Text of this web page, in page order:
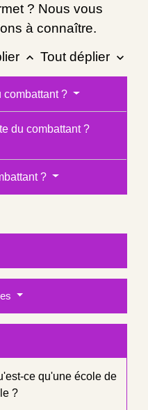
? Nous vous
à connaître.
keyboard_arrow_up Tout déplier keyboard_arrow_down
combattant ?
du combattant ?
?
ce qu'une école de
?